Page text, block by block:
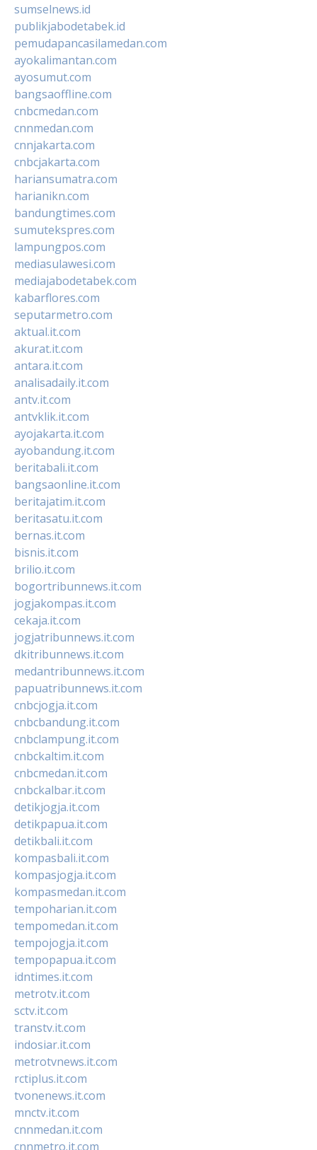
sumselnews.id
publikjabodetabek.id
pemudapancasilamedan.com
ayokalimantan.com
ayosumut.com
bangsaoffline.com
cnbcmedan.com
cnnmedan.com
cnnjakarta.com
cnbcjakarta.com
hariansumatra.com
harianikn.com
bandungtimes.com
sumutekspres.com
lampungpos.com
mediasulawesi.com
mediajabodetabek.com
kabarflores.com
seputarmetro.com
aktual.it.com
akurat.it.com
antara.it.com
analisadaily.it.com
antv.it.com
antvklik.it.com
ayojakarta.it.com
ayobandung.it.com
beritabali.it.com
bangsaonline.it.com
beritajatim.it.com
beritasatu.it.com
bernas.it.com
bisnis.it.com
brilio.it.com
bogortribunnews.it.com
jogjakompas.it.com
cekaja.it.com
jogjatribunnews.it.com
dkitribunnews.it.com
medantribunnews.it.com
papuatribunnews.it.com
cnbcjogja.it.com
cnbcbandung.it.com
cnbclampung.it.com
cnbckaltim.it.com
cnbcmedan.it.com
cnbckalbar.it.com
detikjogja.it.com
detikpapua.it.com
detikbali.it.com
kompasbali.it.com
kompasjogja.it.com
kompasmedan.it.com
tempoharian.it.com
tempomedan.it.com
tempojogja.it.com
tempopapua.it.com
idntimes.it.com
metrotv.it.com
sctv.it.com
transtv.it.com
indosiar.it.com
metrotvnews.it.com
rctiplus.it.com
tvonenews.it.com
mnctv.it.com
cnnmedan.it.com
cnnmetro.it.com